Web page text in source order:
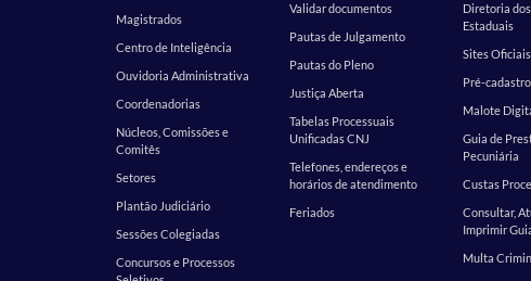
Magistrados
Centro de Inteligência
Ouvidoria Administrativa
Coordenadorias
Núcleos, Comissões e
Comitês
Setores
Plantão Judiciário
Sessões Colegiadas
Concursos e Processos
Validar documentos
Pautas de Julgamento
Pautas do Pleno
Justiça Aberta
Tabelas Processuais
Unificadas CNJ
Telefones, endereços e
horários de atendimento
Feriados
Diretoria
Estaduais
Sites Oficiais
Pré-
Malote
Guia de
Pecuniária
Custas
Consultar,
Imprimir
Multa